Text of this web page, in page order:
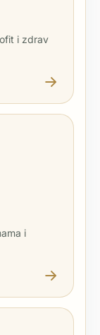
i zdrav
i